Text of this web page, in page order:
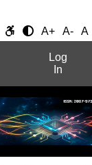
A+ A- A
Log
In